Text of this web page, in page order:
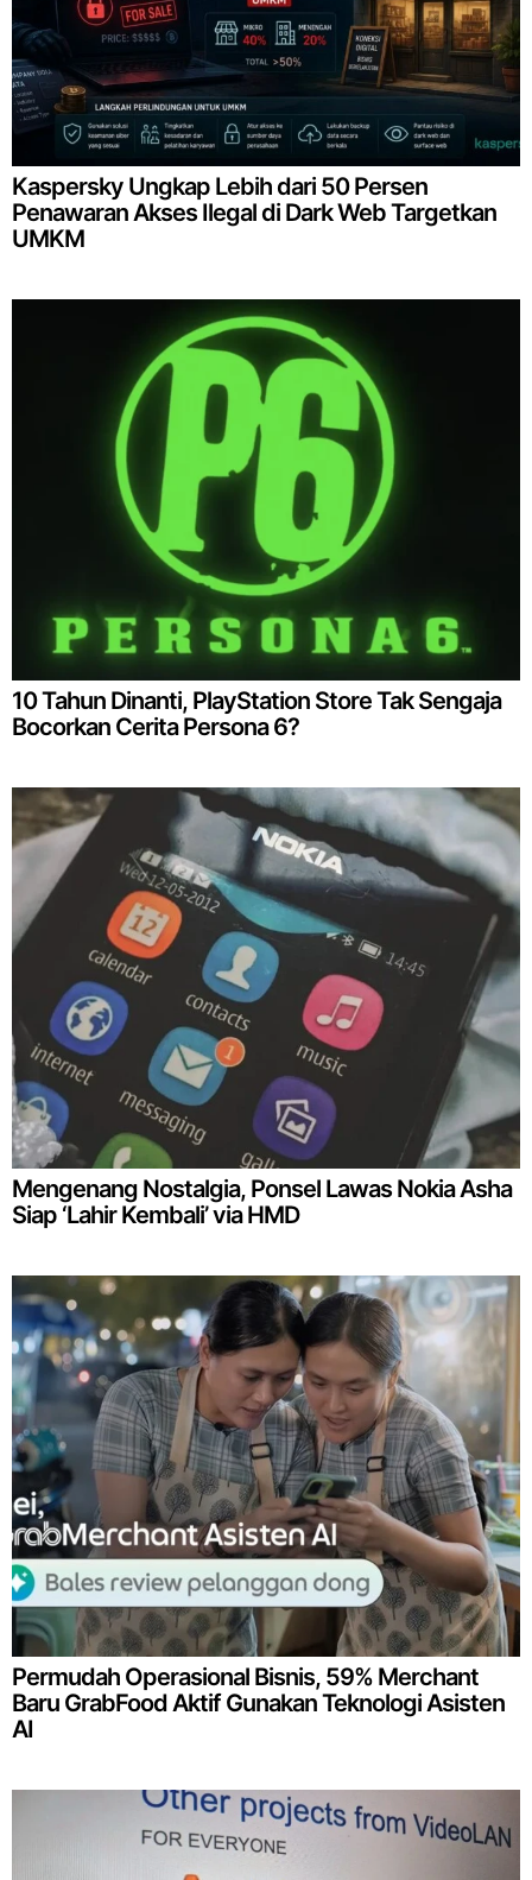
Kaspersky Ungkap Lebih dari 50 Persen
Penawaran Akses Ilegal di Dark Web Targetkan
UMKM
10 Tahun Dinanti, PlayStation Store Tak Sengaja
Bocorkan Cerita Persona 6?
Mengenang Nostalgia, Ponsel Lawas Nokia Asha
Siap ‘Lahir Kembali’ via HMD
Permudah Operasional Bisnis, 59% Merchant
Baru GrabFood Aktif Gunakan Teknologi Asisten
AI